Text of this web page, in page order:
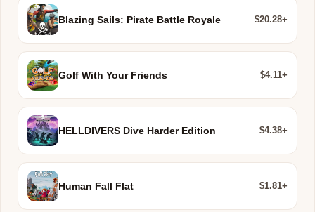
Blazing Sails: Pirate Battle Royale $20.28+
Golf With Your Friends $4.11+
HELLDIVERS Dive Harder Edition $4.38+
Human Fall Flat $1.81+